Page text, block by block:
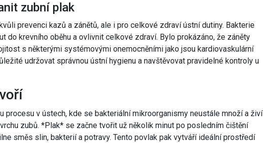
zubní plak
prevenci kazů a zánětů, ale i pro celkové zdraví ústní dutiny. Bakterie
do krevního oběhu a ovlivnit celkové zdraví. Bylo prokázáno, že záněty
s některými systémovými onemocněními jako jsou kardiovaskulární
udržovat správnou ústní hygienu a navštěvovat pravidelné kontroly u
procesu v ústech, kde se bakteriální mikroorganismy neustále množí a živí
zubů. *Plak* se začne tvořit už několik minut po posledním čištění
směs slin, bakterií a potravy. Tento povlak pak vytváří ideální prostředí